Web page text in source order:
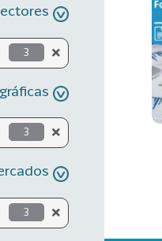
3
3
3